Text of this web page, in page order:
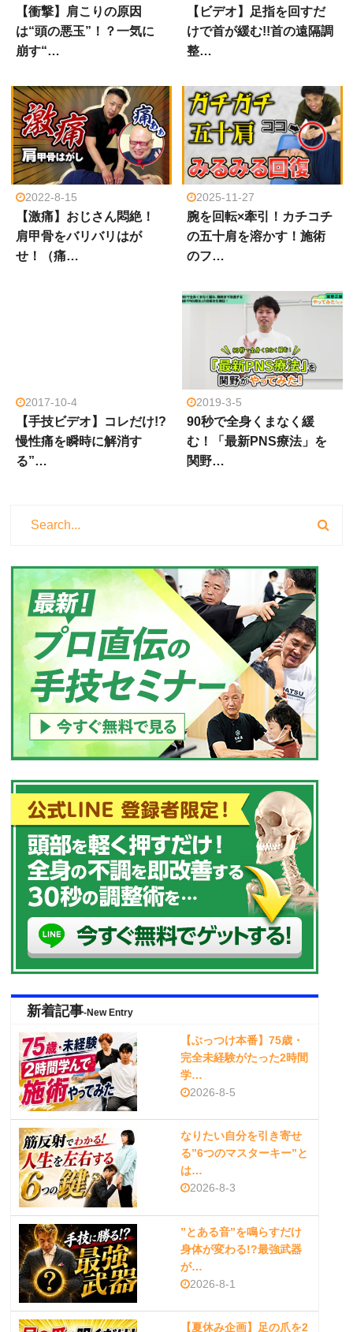
【衝撃】肩こりの原因
は“頭の悪玉”！？一気に
崩す“…
【ビデオ】足指を回すだ
けで首が緩む!!首の遠隔調
整…
2022-8-15
【激痛】おじさん悶絶！
肩甲骨をバリバリはが
せ！（痛…
2025-11-27
腕を回転×牽引！カチコチ
の五十肩を溶かす！施術
のフ…
2017-10-4
【手技ビデオ】コレだけ!?
慢性痛を瞬時に解消す
る”…
2019-3-5
90秒で全身くまなく緩
む！「最新PNS療法」を
関野…
新着記事-New Entry
【ぶっつけ本番】75歳・
完全未経験がたった2時間
学…
2026-8-5
なりたい自分を引き寄せ
る”6つのマスターキー”と
は…
2026-8-3
”とある音”を鳴らすだけ
身体が変わる!?最強武器
が…
2026-8-1
【夏休み企画】足の爪を2